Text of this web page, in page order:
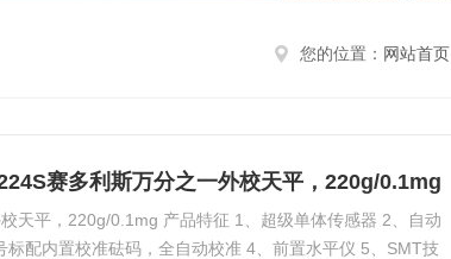
您的位置： 网站首页
赛多利斯万分之一外校天平，220g/0.1mg
天平，220g/0.1mg 产品特征 1、超级单体传感器 2、自动
标配内置校准砝码，全自动校准 4、前置水平仪 5、SMT技